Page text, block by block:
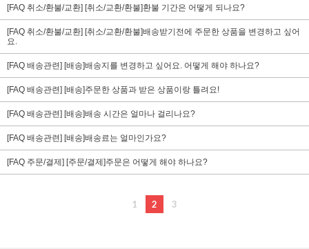
[FAQ 취소/환불/교환] [취소/교환/환불]환불 기간은 어떻게 되나요?
[FAQ 취소/환불/교환] [취소/교환/환불]배송받기전에 주문한 상품을 변경하고 싶어
요.
[FAQ 배송관련] [배송]배송지를 변경하고 싶어요. 어떻게 해야 하나요?
[FAQ 배송관련] [배송]주문한 상품과 받은 상품이랑 틀려요!
[FAQ 배송관련] [배송]배송 시간은 얼마나 걸리나요?
[FAQ 배송관련] [배송]배송료는 얼마인가요?
[FAQ 주문/결제] [주문/결제]주문은 어떻게 해야 하나요?
1 2 3